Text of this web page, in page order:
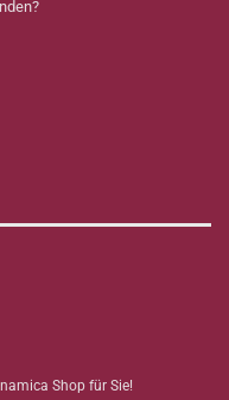
Shop für Sie!